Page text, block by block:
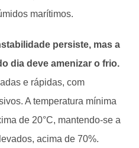
marítimos.
persiste, mas a
dia deve amenizar o frio.
e rápidas, com
A temperatura mínima
de 20°C, mantendo-se a
acima de 70%.